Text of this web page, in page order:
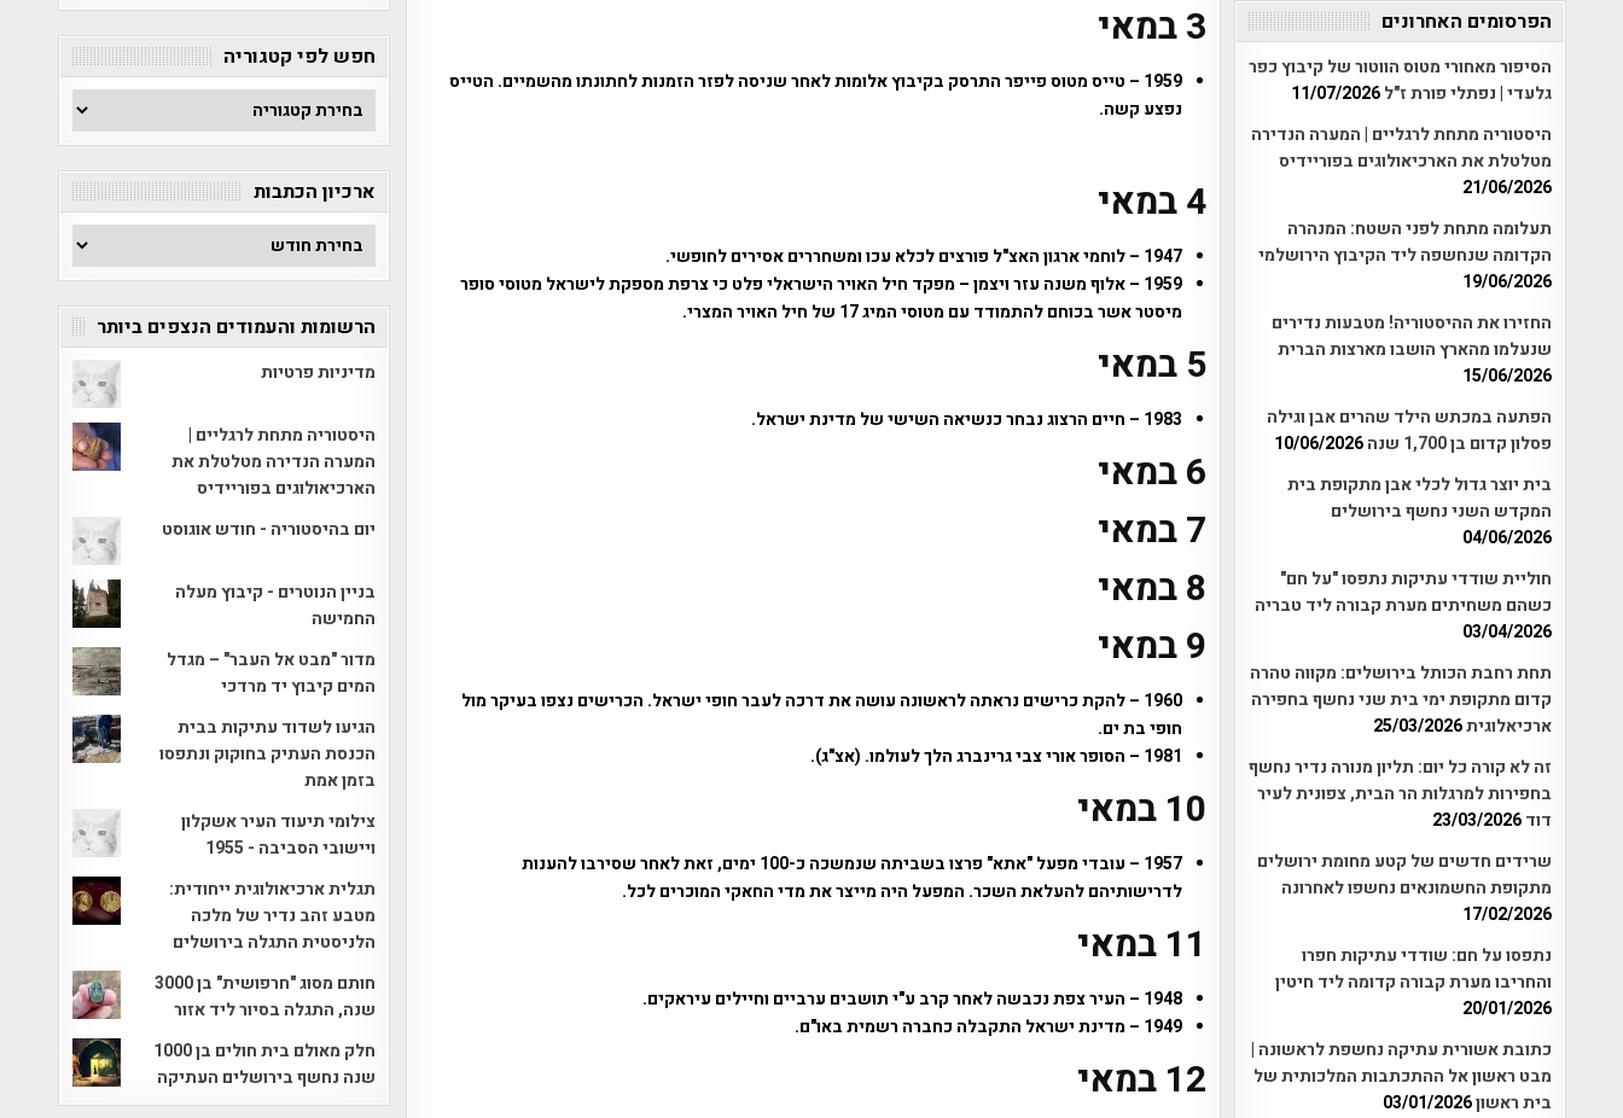
3 במאי
1959 – טייס מטוס פייפר התרסק בקיבוץ אלומות לאחר שניסה לפזר הזמנות לחתונתו מהשמיים. הטייס
נפצע קשה.
4 במאי
1947 – לוחמי ארגון האצ"ל פורצים לכלא עכו ומשחררים אסירים לחופשי.
1959 – אלוף משנה עזר ויצמן – מפקד חיל האויר הישראלי פלט כי צרפת מספקת לישראל מטוסי סופר
מיסטר אשר בכוחם להתמודד עם מטוסי המיג 17 של חיל האויר המצרי.
5 במאי
1983 – חיים הרצוג נבחר כנשיאה השישי של מדינת ישראל.
6 במאי
7 במאי
8 במאי
9 במאי
1960 – להקת כרישים נראתה לראשונה עושה את דרכה לעבר חופי ישראל. הכרישים נצפו בעיקר מול
חופי בת ים.
1981 – הסופר אורי צבי גרינברג הלך לעולמו. (אצ"ג).
10 במאי
1957 – עובדי מפעל "אתא" פרצו בשביתה שנמשכה כ-100 ימים, זאת לאחר שסירבו להענות
לדרישותיהם להעלאת השכר. המפעל היה מייצר את מדי החאקי המוכרים לכל.
11 במאי
1948 – העיר צפת נכבשה לאחר קרב ע"י תושבים ערביים וחיילים עיראקים.
1949 – מדינת ישראל התקבלה כחברה רשמית באו"ם.
12 במאי
הפרסומים האחרונים
הסיפור מאחורי מטוס הווטור של קיבוץ כפר
גלעדי | נפתלי פורת ז"ל11/07/2026
היסטוריה מתחת לרגליים | המערה הנדירה
מטלטלת את הארכיאולוגים בפוריידיס
21/06/2026
תעלומה מתחת לפני השטח: המנהרה
הקדומה שנחשפה ליד הקיבוץ הירושלמי
19/06/2026
החזירו את ההיסטוריה! מטבעות נדירים
שנעלמו מהארץ הושבו מארצות הברית
15/06/2026
הפתעה במכתש הילד שהרים אבן וגילה
פסלון קדום בן 1,700 שנה
10/06/2026
בית יוצר גדול לכלי אבן מתקופת בית
המקדש השני נחשף בירושלים
04/06/2026
חוליית שודדי עתיקות נתפסו "על חם"
כשהם משחיתים מערת קבורה ליד טבריה
03/04/2026
תחת רחבת הכותל בירושלים: מקווה טהרה
קדום מתקופת ימי בית שני נחשף בחפירה
ארכיאלוגית25/03/2026
זה לא קורה כל יום: תליון מנורה נדיר נחשף
בחפירות למרגלות הר הבית, צפונית לעיר
דוד23/03/2026
שרידים חדשים של קטע מחומת ירושלים
מתקופת החשמונאים נחשפו לאחרונה
17/02/2026
נתפסו על חם: שודדי עתיקות חפרו
והחריבו מערת קבורה קדומה ליד חיטין
20/01/2026
כתובת אשורית עתיקה נחשפת לראשונה |
מבט ראשון אל ההתכתבות המלכותית של
בית ראשון03/01/2026
חפש לפי קטגוריה
חפש
לפי
קטגוריה
ארכיון הכתבות
ארכיון
הכתבות
הרשומות והעמודים הנצפים ביותר
מדיניות פרטיות
היסטוריה מתחת לרגליים |
המערה הנדירה מטלטלת את
הארכיאולוגים בפוריידיס
יום בהיסטוריה - חודש אוגוסט
בניין הנוטרים - קיבוץ מעלה
החמישה
מדור "מבט אל העבר" – מגדל
המים קיבוץ יד מרדכי
הגיעו לשדוד עתיקות בבית
הכנסת העתיק בחוקוק ונתפסו
בזמן אמת
צילומי תיעוד העיר אשקלון
ויישובי הסביבה - 1955
תגלית ארכיאולוגית ייחודית:
מטבע זהב נדיר של מלכה
הלניסטית התגלה בירושלים
חותם מסוג "חרפושית" בן 3000
שנה, התגלה בסיור ליד אזור
חלק מאולם בית חולים בן 1000
שנה נחשף בירושלים העתיקה